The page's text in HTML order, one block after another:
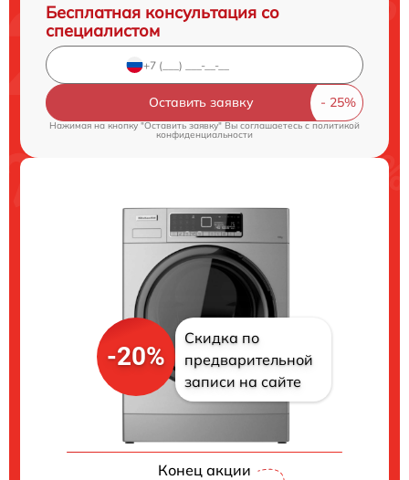
Бесплатная консультация со
специалистом
Оставить заявку
Нажимая на кнопку "Оставить заявку" Вы соглашаетесь cполитикой
конфиденциальности
-20%
Скидка по
предварительной
записи на сайте
Конец акции